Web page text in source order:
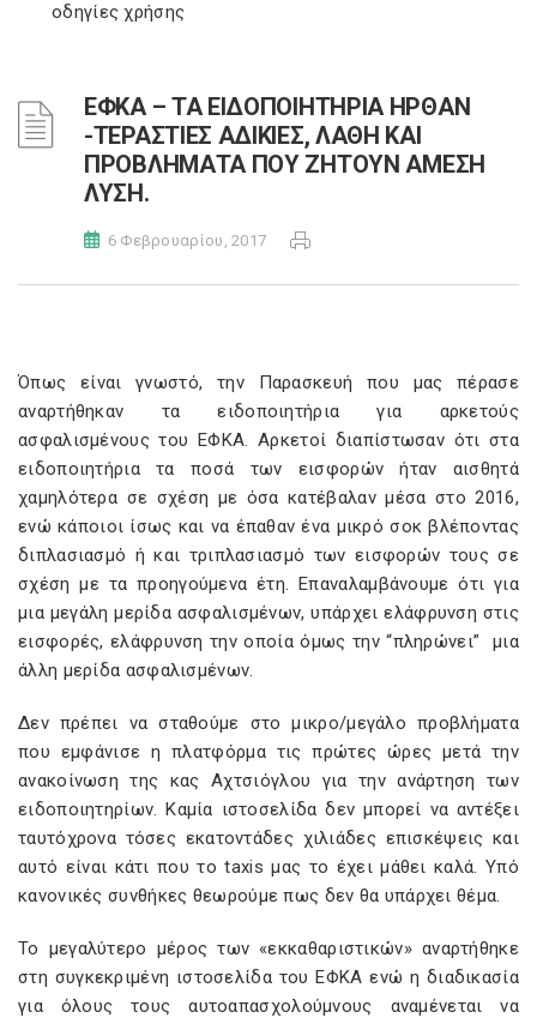
οδηγίες χρήσης
ΕΦΚΑ – ΤΑ ΕΙΔΟΠΟΙΗΤΗΡΙΑ ΗΡΘΑΝ
-ΤΕΡΑΣΤΙΕΣ ΑΔΙΚΙΕΣ, ΛΑΘΗ ΚΑΙ
ΠΡΟΒΛΗΜΑΤΑ ΠΟΥ ΖΗΤΟΥΝ ΑΜΕΣΗ
ΛΥΣΗ.
6 Φεβρουαρίου, 2017
Όπως είναι γνωστό, την Παρασκευή που μας πέρασε
αναρτήθηκαν τα ειδοποιητήρια για αρκετούς
ασφαλισμένους του ΕΦΚΑ. Αρκετοί διαπίστωσαν ότι στα
ειδοποιητήρια τα ποσά των εισφορών ήταν αισθητά
χαμηλότερα σε σχέση με όσα κατέβαλαν μέσα στο 2016,
ενώ κάποιοι ίσως και να έπαθαν ένα μικρό σοκ βλέποντας
διπλασιασμό ή και τριπλασιασμό των εισφορών τους σε
σχέση με τα προηγούμενα έτη. Επαναλαμβάνουμε ότι για
μια μεγάλη μερίδα ασφαλισμένων, υπάρχει ελάφρυνση στις
εισφορές, ελάφρυνση την οποία όμως την “πληρώνει” μια
άλλη μερίδα ασφαλισμένων.
Δεν πρέπει να σταθούμε στο μικρο/μεγάλο προβλήματα
που εμφάνισε η πλατφόρμα τις πρώτες ώρες μετά την
ανακοίνωση της κας Αχτσιόγλου για την ανάρτηση των
ειδοποιητηρίων. Καμία ιστοσελίδα δεν μπορεί να αντέξει
ταυτόχρονα τόσες εκατοντάδες χιλιάδες επισκέψεις και
αυτό είναι κάτι που το taxis μας το έχει μάθει καλά. Υπό
κανονικές συνθήκες θεωρούμε πως δεν θα υπάρχει θέμα.
Το μεγαλύτερο μέρος των «εκκαθαριστικών» αναρτήθηκε
στη συγκεκριμένη ιστοσελίδα του ΕΦΚΑ ενώ η διαδικασία
για όλους τους αυτοαπασχολούμνους αναμένεται να